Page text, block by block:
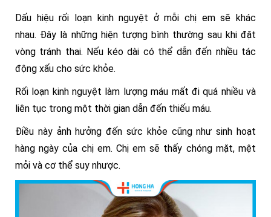
Dấu hiệu rối loạn kinh nguyệt ở mỗi chị em sẽ khác
nhau. Đây là những hiện tượng bình thường sau khi đặt
vòng tránh thai. Nếu kéo dài có thể dẫn đến nhiều tác
động xấu cho sức khỏe.
Rối loạn kinh nguyệt làm lượng máu mất đi quá nhiều và
liên tục trong một thời gian dẫn đến thiếu máu.
Điều này ảnh hưởng đến sức khỏe cũng như sinh hoạt
hàng ngày của chị em. Chị em sẽ thấy chóng mặt, mệt
mỏi và cơ thể suy nhược.